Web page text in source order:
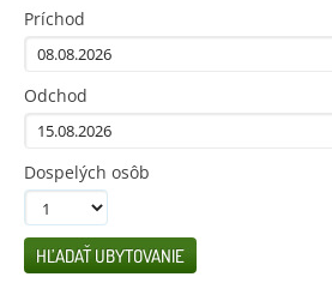
Príchod
Odchod
Dospelých osôb
HĽADAŤ UBYTOVANIE